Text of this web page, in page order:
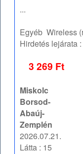
...
Egyéb Wireless
Hirdetés lejárata
3 269 Ft
Miskolc
Borsod-
Abaúj-
Zemplén
2026.07.21.
Látta : 15